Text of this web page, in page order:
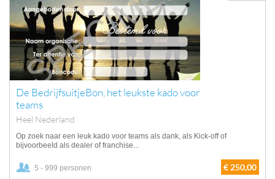
De BedrijfsuitjeBon, het leukste kado voor
teams
Heel Nederland
Op zoek naar een leuk kado voor teams als dank, als Kick-off of
bijvoorbeeld als dealer of franchise...
5 - 999 personen € 250,00